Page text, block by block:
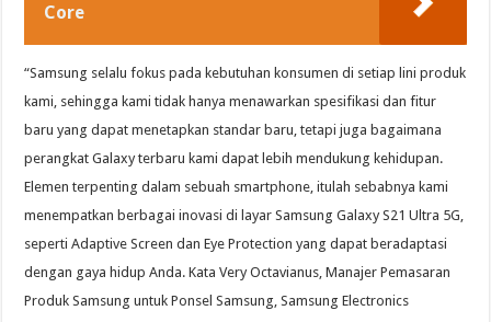
Core
“Samsung selalu fokus pada kebutuhan konsumen di setiap lini produk
kami, sehingga kami tidak hanya menawarkan spesifikasi dan fitur
baru yang dapat menetapkan standar baru, tetapi juga bagaimana
perangkat Galaxy terbaru kami dapat lebih mendukung kehidupan.
Elemen terpenting dalam sebuah smartphone, itulah sebabnya kami
menempatkan berbagai inovasi di layar Samsung Galaxy S21 Ultra 5G,
seperti Adaptive Screen dan Eye Protection yang dapat beradaptasi
dengan gaya hidup Anda. Kata Very Octavianus, Manajer Pemasaran
Produk Samsung untuk Ponsel Samsung, Samsung Electronics